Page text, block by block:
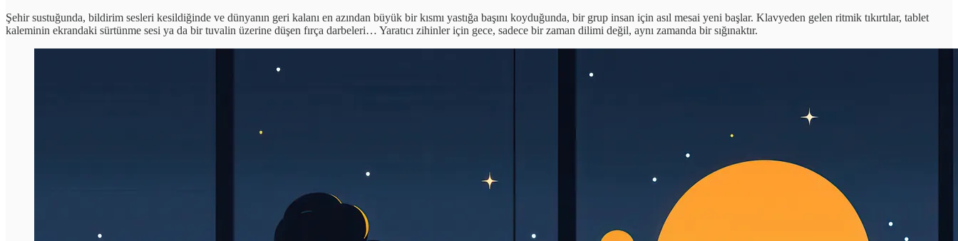
Şehir sustuğunda, bildirim sesleri kesildiğinde ve dünyanın geri kalanı en azından büyük bir kısmı yastığa başını koyduğunda, bir grup insan için asıl mesai yeni başlar. Klavyeden gelen ritmik tıkırtılar, tablet
kaleminin ekrandaki sürtünme sesi ya da bir tuvalin üzerine düşen fırça darbeleri… Yaratıcı zihinler için gece, sadece bir zaman dilimi değil, aynı zamanda bir sığınaktır.